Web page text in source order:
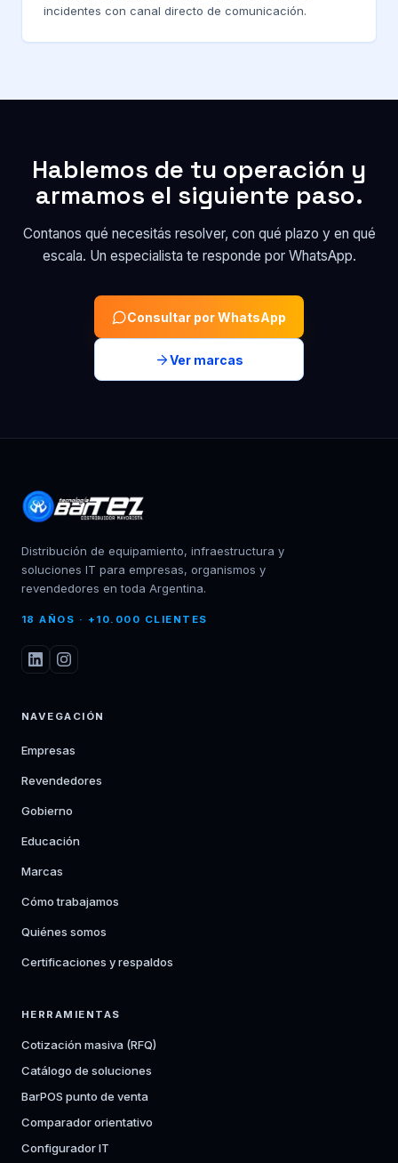
incidentes con canal directo de comunicación.
Hablemos de tu operación y
armamos el siguiente paso.
Contanos qué necesitás resolver, con qué plazo y en qué
escala. Un especialista te responde por WhatsApp.
Consultar por WhatsApp
Ver marcas
Distribución de equipamiento, infraestructura y
soluciones IT para empresas, organismos y
revendedores en toda Argentina.
18 AÑOS · +10.000 CLIENTES
NAVEGACIÓN
Empresas
Revendedores
Gobierno
Educación
Marcas
Cómo trabajamos
Quiénes somos
Certificaciones y respaldos
HERRAMIENTAS
Cotización masiva (RFQ)
Catálogo de soluciones
BarPOS punto de venta
Comparador orientativo
Configurador IT